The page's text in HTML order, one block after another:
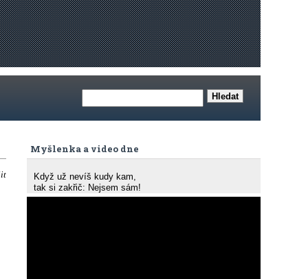
Myšlenka a video dne
Když už nevíš kudy kam,
tak si zakřič: Nejsem sám!